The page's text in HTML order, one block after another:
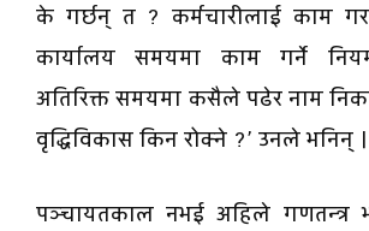
के गर्छन् त ? कर्मचारीलाई काम
कार्यालय समयमा काम गर्ने नियम
अतिरिक्त समयमा कसैले पढेर नाम
वृद्धिविकास किन रोक्ने ?’ उनले भनिन् ।
पञ्चायतकाल नभई अहिले